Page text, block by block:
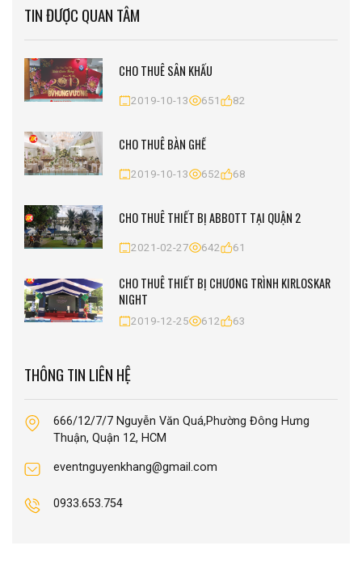
TIN ĐƯỢC QUAN TÂM
CHO THUÊ SÂN KHẤU
2019-10-13 651 82
CHO THUÊ BÀN GHẾ
2019-10-13 652 68
CHO THUÊ THIẾT BỊ ABBOTT TẠI QUẬN 2
2021-02-27 642 61
CHO THUÊ THIẾT BỊ CHƯƠNG TRÌNH KIRLOSKAR
NIGHT
2019-12-25 612 63
THÔNG TIN LIÊN HỆ
666/12/7/7 Nguyễn Văn Quá,Phường Đông Hưng
Thuận, Quận 12, HCM
eventnguyenkhang@gmail.com
0933.653.754